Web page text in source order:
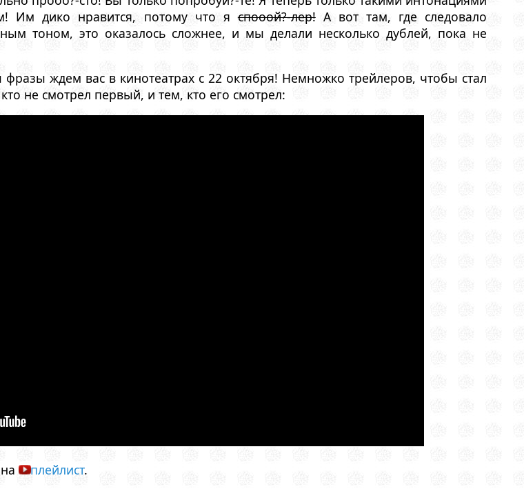
Им дико нравится, потому что яспооой?-лер!А вот там, где следовало
тоном, это оказалось сложнее, и мы делали несколько дублей, пока не
ждем вас в кинотеатрах с 22 октября! Немножко трейлеров, чтобы стал
не смотрел первый, и тем, кто его смотрел:
плейлист.